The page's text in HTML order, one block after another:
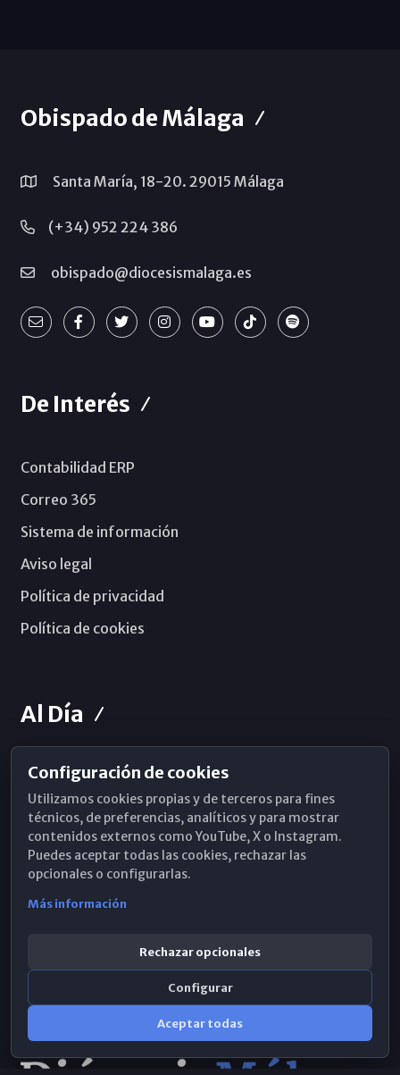
Obispado de Málaga
Santa María, 18-20. 29015 Málaga
(+34) 952 224 386
obispado@diocesismalaga.es
De Interés
Contabilidad ERP
Correo 365
Sistema de información
Aviso legal
Política de privacidad
Política de cookies
Al Día
Horarios de Misa
Hemeroteca
WhatsApp
Configuración de cookies
Utilizamos cookies propias y de terceros para fines
técnicos, de preferencias, analíticos y para mostrar
contenidos externos como YouTube, X o Instagram.
Puedes aceptar todas las cookies, rechazar las
opcionales o configurarlas.
Más información
Rechazar opcionales
Configurar
Aceptar todas